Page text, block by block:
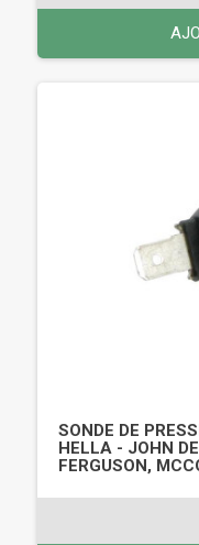
SONDE DE
HELLA - JOHN
FERGUSON,